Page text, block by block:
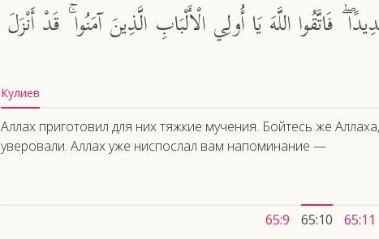
فَاتَّقُوا اللَّهَ يَا أُولِي الْأَلْبَابِ الَّذِينَ آمَنُوا ۚ قَدْ أَنْزَلَ
Кулиев
Аллах приготовил для них тяжкие мучения. Бойтесь же
уверовали. Аллах уже ниспослал вам напоминание —
65:9 65:10 65:11